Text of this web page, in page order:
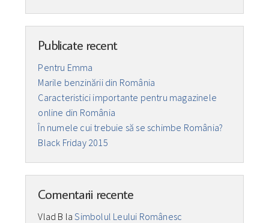
Publicate recent
Pentru Emma
Marile benzinării din România
Caracteristici importante pentru magazinele
online din România
În numele cui trebuie să se schimbe România?
Black Friday 2015
Comentarii recente
Vlad B laSimbolul Leului Românesc